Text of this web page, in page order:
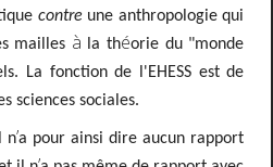
contreune anthropologie qui
mailles à la théorie du "monde
La fonction de l'EHESS est de
sciences sociales.
n’a pour ainsi dire aucun rapport